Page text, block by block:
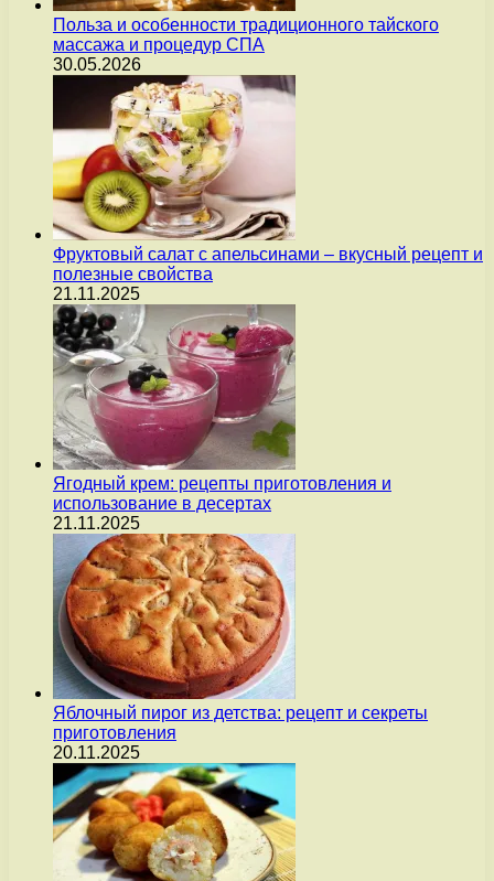
Польза и особенности традиционного тайского
массажа и процедур СПА
30.05.2026
Фруктовый салат с апельсинами – вкусный рецепт и
полезные свойства
21.11.2025
Ягодный крем: рецепты приготовления и
использование в десертах
21.11.2025
Яблочный пирог из детства: рецепт и секреты
приготовления
20.11.2025